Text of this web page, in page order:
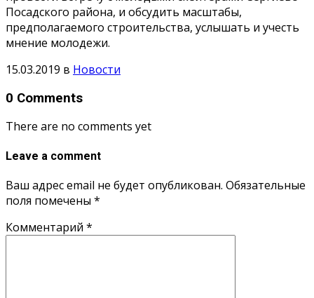
Посадского района, и обсудить масштабы,
предполагаемого строительства, услышать и учесть
мнение молодежи.
15.03.2019 в Новости
0 Comments
There are no comments yet
Leave a comment
Ваш адрес email не будет опубликован. Обязательные
поля помечены *
Комментарий *